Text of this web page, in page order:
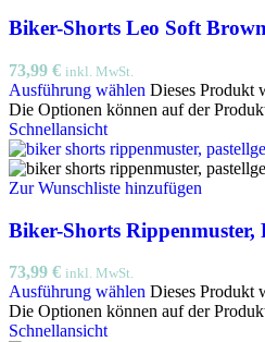
Biker-Shorts Leo Soft Brown
73,99 € inkl. MwSt.
Ausführung wählen Dieses Produkt
Die Optionen können auf der
Schnellansicht
Zur Wunschliste hinzufügen
Biker-Shorts Rippenmuster,
73,99 € inkl. MwSt.
Ausführung wählen Dieses Produkt
Die Optionen können auf der
Schnellansicht